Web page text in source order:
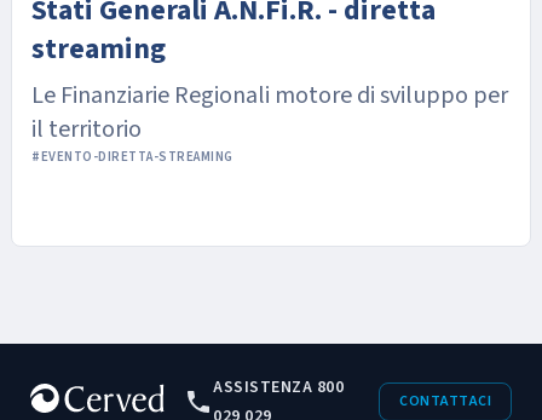
Stati Generali A.N.Fi.R. - diretta
streaming
Le Finanziarie Regionali motore di sviluppo per
il territorio
#EVENTO-DIRETTA-STREAMING
ASSISTENZA 800
CONTATTACI